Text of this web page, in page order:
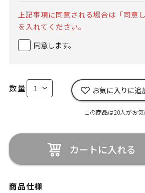
上記事項に同意される場合は「同意
を入れてください。
同意します。
数量 お気に入りに追
この商品は20人がお
カートに入れる
商品仕様